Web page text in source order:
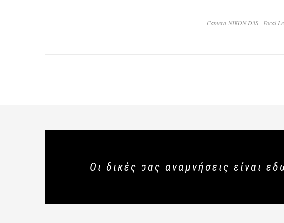
Camera NIKON D3S Focal
Οι δικές σας αναμνήσεις είναι